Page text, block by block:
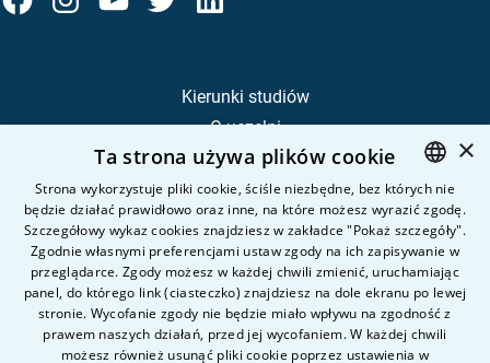
Kierunki studiów
O uczelni
Kandydat
Student
Nauka i badania
Intranet
Pytania i odpowiedzi
POLISH
ENGLISH
×
Ta strona używa plików cookie
Strona wykorzystuje pliki cookie, ściśle niezbędne, bez których nie
będzie działać prawidłowo oraz inne, na które możesz wyrazić zgodę.
Szczegółowy wykaz cookies znajdziesz w zakładce "Pokaż szczegóły".
Zgodnie własnymi preferencjami ustaw zgody na ich zapisywanie w
przeglądarce. Zgody możesz w każdej chwili zmienić, uruchamiając
panel, do którego link (ciasteczko) znajdziesz na dole ekranu po lewej
stronie. Wycofanie zgody nie będzie miało wpływu na zgodność z
prawem naszych działań, przed jej wycofaniem. W każdej chwili
możesz również usunąć pliki cookie poprzez ustawienia w